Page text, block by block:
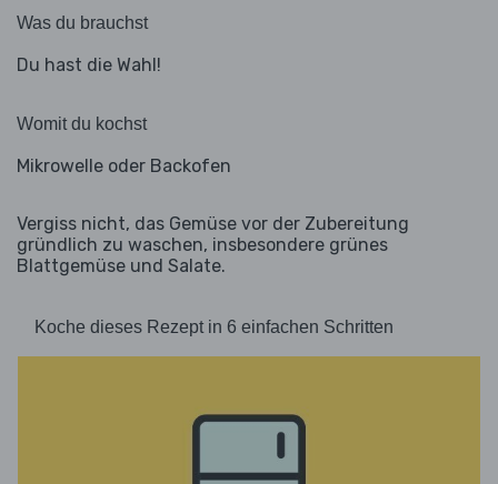
Was du brauchst
Du hast die Wahl!
Womit du kochst
Mikrowelle oder Backofen
Vergiss nicht, das Gemüse vor der Zubereitung
gründlich zu waschen, insbesondere grünes
Blattgemüse und Salate.
Koche dieses Rezept in 6 einfachen Schritten